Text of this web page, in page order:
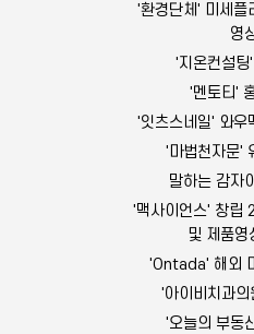
'환경단체' 미세플
영
'지온컨설팅
'멘토티'
'잇츠스네일' 와우
'마법천자문'
말하는 감자
'맥사이언스' 창립
및 제품영
'Ontada' 해외
'아이비치과
'오늘의 부동